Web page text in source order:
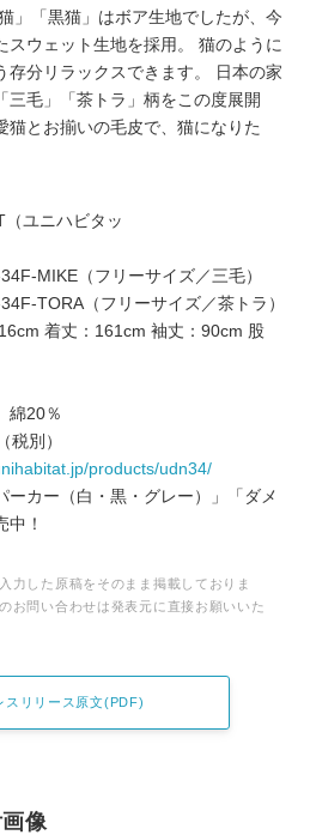
」「黒猫」はボア生地でしたが、今
スウェット生地を採用。 猫のように
存分リラックスできます。 日本の家
三毛」「茶トラ」柄をこの度展開
猫とお揃いの毛皮で、猫になりた
（ユニハビタッ
MIKE（フリーサイズ／三毛）
リーサイズ／茶トラ）
着丈：161cm 袖丈：90cm 股
綿20％
税別）
products/udn34/
カー（白・黒・グレー）」「ダメ
中！
力した原稿をそのまま掲載しておりま
お問い合わせは発表元に直接お願いいた
スリリース原文(PDF)
像